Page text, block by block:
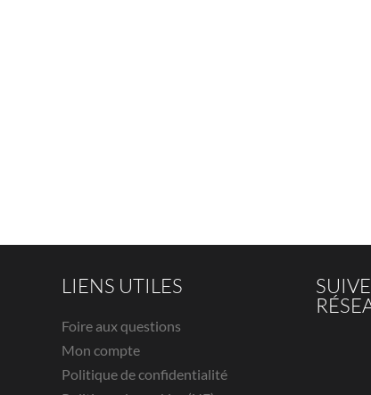
LIENS UTILES
Foire aux questions
Mon compte
Politique de confidentialité